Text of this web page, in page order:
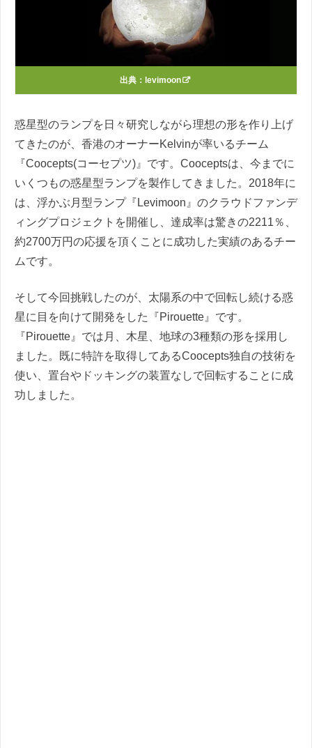
出典： levimoon
惑星型のランプを日々研究しながら理想の形を作り上げ
てきたのが、香港のオーナーKelvinが率いるチーム
『Coocepts(コーセプツ)』です。Cooceptsは、今までに
いくつもの惑星型ランプを製作してきました。2018年に
は、浮かぶ月型ランプ『Levimoon』のクラウドファンデ
ィングプロジェクトを開催し、達成率は驚きの2211％、
約2700万円の応援を頂くことに成功した実績のあるチー
ムです。
そして今回挑戦したのが、太陽系の中で回転し続ける惑
星に目を向けて開発をした『Pirouette』です。
『Pirouette』では月、木星、地球の3種類の形を採用し
ました。既に特許を取得してあるCoocepts独自の技術を
使い、置台やドッキングの装置なしで回転することに成
功しました。